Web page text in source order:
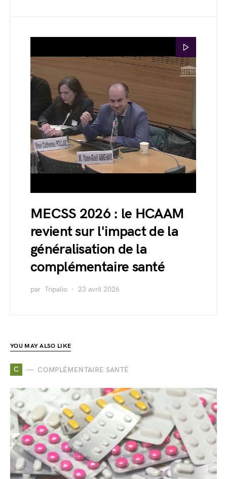
MECSS 2026 : le HCAAM
revient sur l'impact de la
généralisation de la
complémentaire santé
par Tripalio 23 avril 2026
YOU MAY ALSO LIKE
C COMPLÉMENTAIRE SANTÉ